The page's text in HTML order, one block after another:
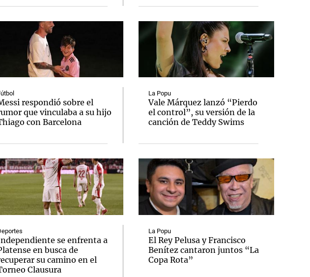
respondió sobre el
que vinculaba a su hijo
con Barcelona
se enfrenta a
en busca de
su camino en el
Clausura
La Popu
Vale Márquez lanzó “Pierdo
el control”, su versión de la
canción de Teddy Swims
La Popu
El Rey Pelusa y Francisco
Benítez cantaron juntos “La
Copa Rota”
Notas
Cadena 3 en Groenlandia
Notas